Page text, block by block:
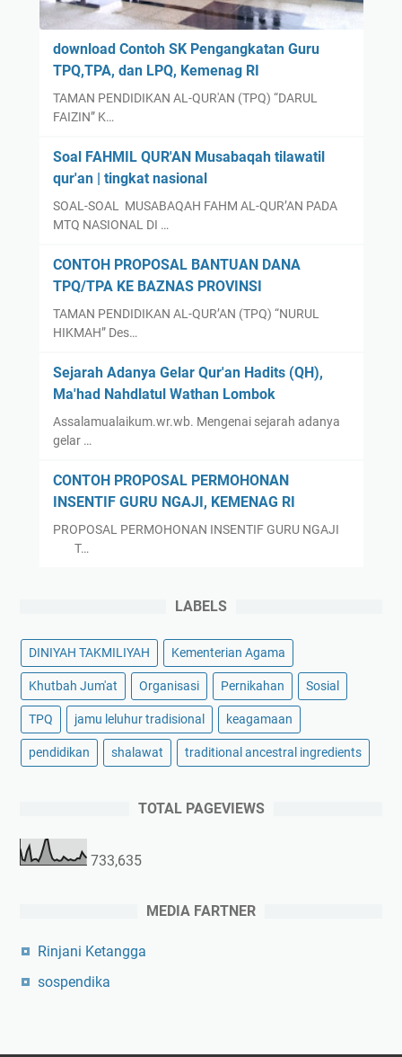
download Contoh SK Pengangkatan Guru
TPQ,TPA, dan LPQ, Kemenag RI
TAMAN PENDIDIKAN AL-QUR'AN (TPQ) “DARUL
FAIZIN” K…
Soal FAHMIL QUR'AN Musabaqah tilawatil
qur'an | tingkat nasional
SOAL-SOAL MUSABAQAH FAHM AL-QUR’AN PADA
MTQ NASIONAL DI …
CONTOH PROPOSAL BANTUAN DANA
TPQ/TPA KE BAZNAS PROVINSI
TAMAN PENDIDIKAN AL-QUR’AN (TPQ) “NURUL
HIKMAH” Des…
Sejarah Adanya Gelar Qur'an Hadits (QH),
Ma'had Nahdlatul Wathan Lombok
Assalamualaikum.wr.wb. Mengenai sejarah adanya
gelar …
CONTOH PROPOSAL PERMOHONAN
INSENTIF GURU NGAJI, KEMENAG RI
PROPOSAL PERMOHONAN INSENTIF GURU NGAJI
T…
LABELS
DINIYAH TAKMILIYAH Kementerian Agama
Khutbah Jum'at Organisasi Pernikahan Sosial
TPQ jamu leluhur tradisional keagamaan
pendidikan shalawat traditional ancestral ingredients
TOTAL PAGEVIEWS
733,635
MEDIA FARTNER
Rinjani Ketangga
sospendika